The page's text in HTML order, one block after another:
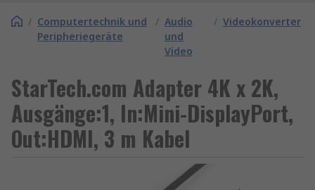
/ Computertechnik und
Peripheriegeräte
/ Audio
und
Video
/ Videokonverter
StarTech.com Adapter 4K x 2K,
Ausgänge:1, In:Mini-DisplayPort,
Out:HDMI, 3 m Kabel